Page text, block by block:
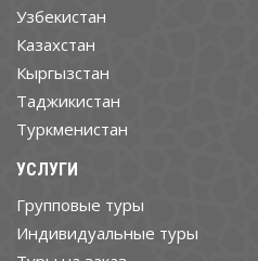
Узбекистан
Казахстан
Кыргызстан
Таджикистан
Туркменистан
УСЛУГИ
Групповые туры
Индивидуальные туры